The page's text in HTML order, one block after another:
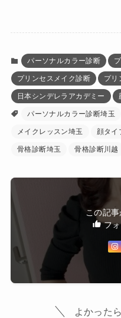
パーソナルカラー診断
プリンセスメイク診断 プリ
日本シンデレラアカデミー
パーソナルカラー診断埼玉
メイクレッスン埼玉 顔タイ
骨格診断埼玉 骨格診断川越
この記
フォ
よかった